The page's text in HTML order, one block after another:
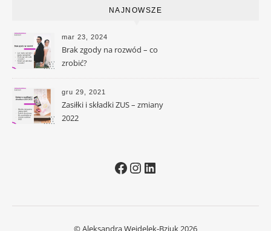
NAJNOWSZE
mar 23, 2024
Brak zgody na rozwód – co
zrobić?
gru 29, 2021
Zasiłki i składki ZUS – zmiany
2022
Facebook
Instagram
LinkedIn
© Aleksandra Wejdelek-Bziuk 2026